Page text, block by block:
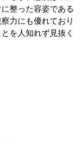
整った容姿である
力にも優れており
を人知れず見抜く